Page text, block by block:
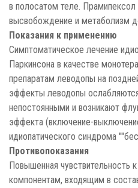
в полосатом теле. Прамипексол
высвобождение и метаболизм
Показания к применению
Симптоматическое лечение
Паркинсона в качестве
препаратам леводопы на
эффекты леводопы
непостоянными и возникают
эффекта (включение-
идиопатического синдрома
Противопоказания
Повышенная чувствительность
компонентам, входящим в